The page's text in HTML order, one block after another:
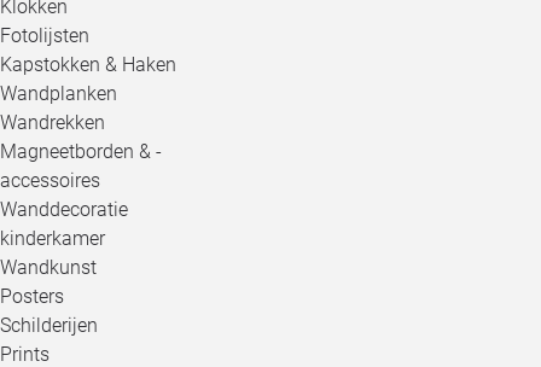
Klokken
Fotolijsten
Kapstokken & Haken
Wandplanken
Wandrekken
Magneetborden & -
accessoires
Wanddecoratie
kinderkamer
Wandkunst
Posters
Schilderijen
Prints